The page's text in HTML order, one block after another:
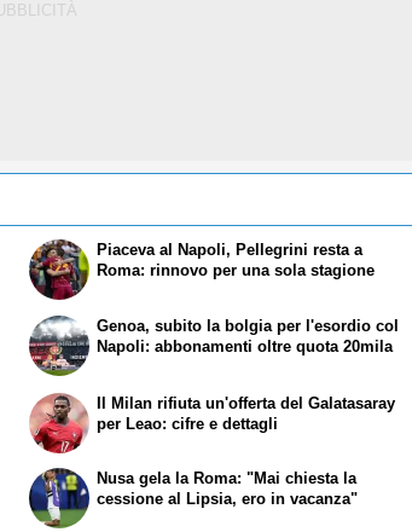
Piaceva al Napoli, Pellegrini resta a
Roma: rinnovo per una sola stagione
Genoa, subito la bolgia per l'esordio col
Napoli: abbonamenti oltre quota 20mila
Il Milan rifiuta un'offerta del Galatasaray
per Leao: cifre e dettagli
Nusa gela la Roma: "Mai chiesta la
cessione al Lipsia, ero in vacanza"